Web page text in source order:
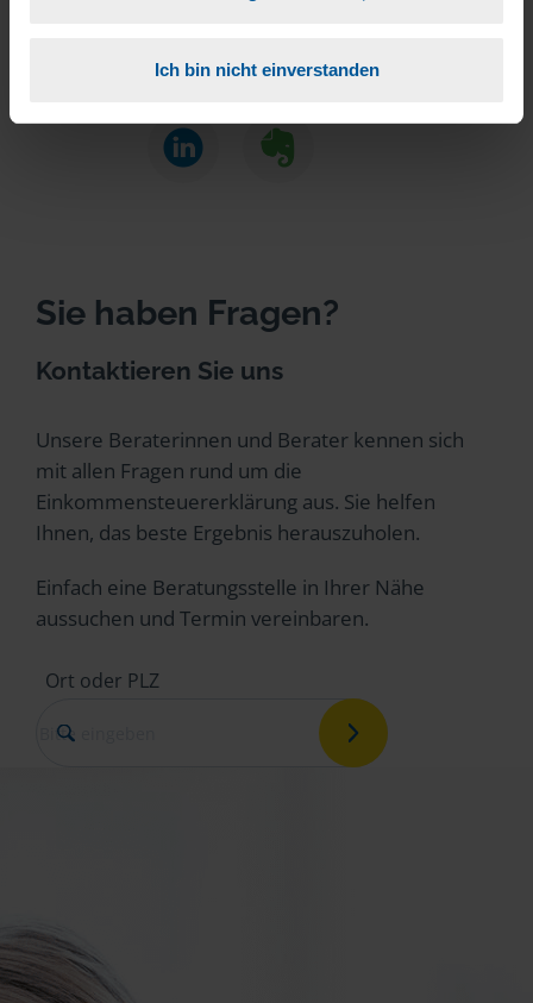
Ich bin nicht einverstanden
Sie haben Fragen?
Kontaktieren Sie uns
Unsere Beraterinnen und Berater kennen sich
mit allen Fragen rund um die
Einkommensteuererklärung aus. Sie helfen
Ihnen, das beste Ergebnis herauszuholen.
Einfach eine Beratungsstelle in Ihrer Nähe
aussuchen und Termin vereinbaren.
Ort oder PLZ